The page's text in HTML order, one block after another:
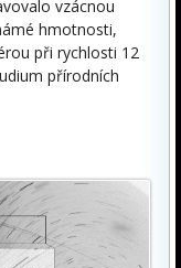
vzácnou
hmotnosti,
při rychlosti 12
přírodních